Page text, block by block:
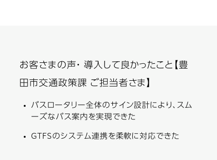
お客さまの声・ 導入して良かったこと【豊
田市交通政策課 ご担当者さま】
バスロータリー全体のサイン設計により、スム
ーズなバス案内を実現できた
GTFSのシステム連携を柔軟に対応できた